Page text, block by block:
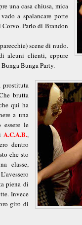
una casa chiusa, mica
a spalancare porte
Corvo. Parlo di Brandon
scene di nudo.
alcuni clienti, eppure
Bunga Party.
prostituta
brutta
qui ha
a una
le
A.C.A.B.,
dentro
che sto
classe,
piena di
Invece
giro di